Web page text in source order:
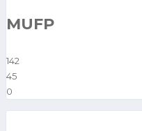
MUFP
142
45
0